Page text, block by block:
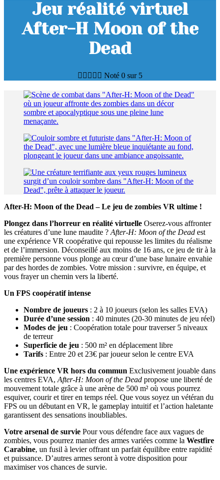
Jeu réalité virtuel
After-H Moon of the
Dead
     Noté 0 sur 5
After-H: Moon of the Dead – Le jeu de zombies VR ultime !
Plongez dans l’horreur en réalité virtuelle Oserez-vous affronter
les créatures d’une lune maudite ? After-H: Moon of the Dead est
une expérience VR coopérative qui repousse les limites du réalisme
et de l’immersion. Déconseillé aux moins de 16 ans, ce jeu de tir à la
première personne vous plonge au cœur d’une base lunaire envahie
par des hordes de zombies. Votre mission : survivre, en équipe, et
vous frayer un chemin vers la liberté.
Un FPS coopératif intense
Nombre de joueurs : 2 à 10 joueurs (selon les salles EVA)
Durée d’une session : 40 minutes (20-30 minutes de jeu réel)
Modes de jeu : Coopération totale pour traverser 5 niveaux
de terreur
Superficie de jeu : 500 m² en déplacement libre
Tarifs : Entre 20 et 23€ par joueur selon le centre EVA
Une expérience VR hors du commun Exclusivement jouable dans
les centres EVA, After-H: Moon of the Dead propose une liberté de
mouvement totale grâce à une arène de 500 m² où vous pourrez
esquiver, courir et tirer en temps réel. Que vous soyez un vétéran du
FPS ou un débutant en VR, le gameplay intuitif et l’action haletante
garantissent des sensations inoubliables.
Votre arsenal de survie Pour vous défendre face aux vagues de
zombies, vous pourrez manier des armes variées comme la Westfire
Carabine, un fusil à levier offrant un parfait équilibre entre rapidité
et puissance. D’autres armes seront à votre disposition pour
maximiser vos chances de survie.